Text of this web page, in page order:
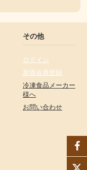
その他
ログイン
新規会員登録
冷凍食品メーカー
様へ
お問い合わせ